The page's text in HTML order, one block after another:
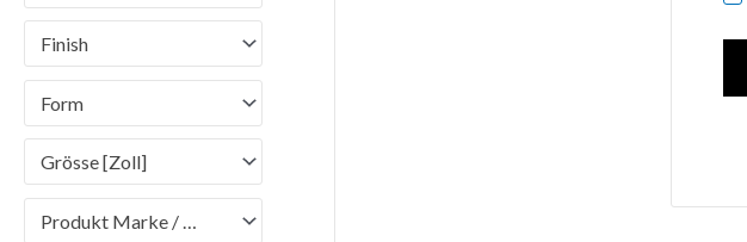
Finish
Form
Grösse [Zoll]